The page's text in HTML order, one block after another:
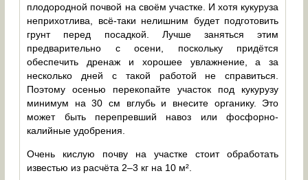
плодородной почвой на своём участке. И хотя кукуруза
неприхотлива, всё-таки нелишним будет подготовить
грунт перед посадкой. Лучше заняться этим
предварительно с осени, поскольку придётся
обеспечить дренаж и хорошее увлажнение, а за
несколько дней с такой работой не справиться.
Поэтому осенью перекопайте участок под кукурузу
минимум на 30 см вглубь и внесите органику. Это
может быть перепревший навоз или фосфорно-
калийные удобрения.
Очень кислую почву на участке стоит обработать
известью из расчёта 2–3 кг на 10 м².